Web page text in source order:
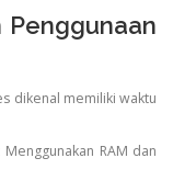
dikenal memiliki waktu
Menggunakan RAM dan